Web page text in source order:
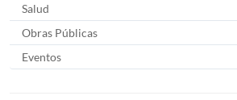
Salud
Obras Públicas
Eventos